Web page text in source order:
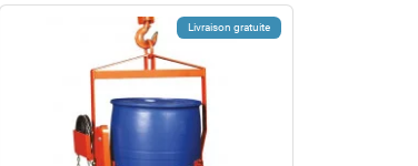
Livraison gratuite